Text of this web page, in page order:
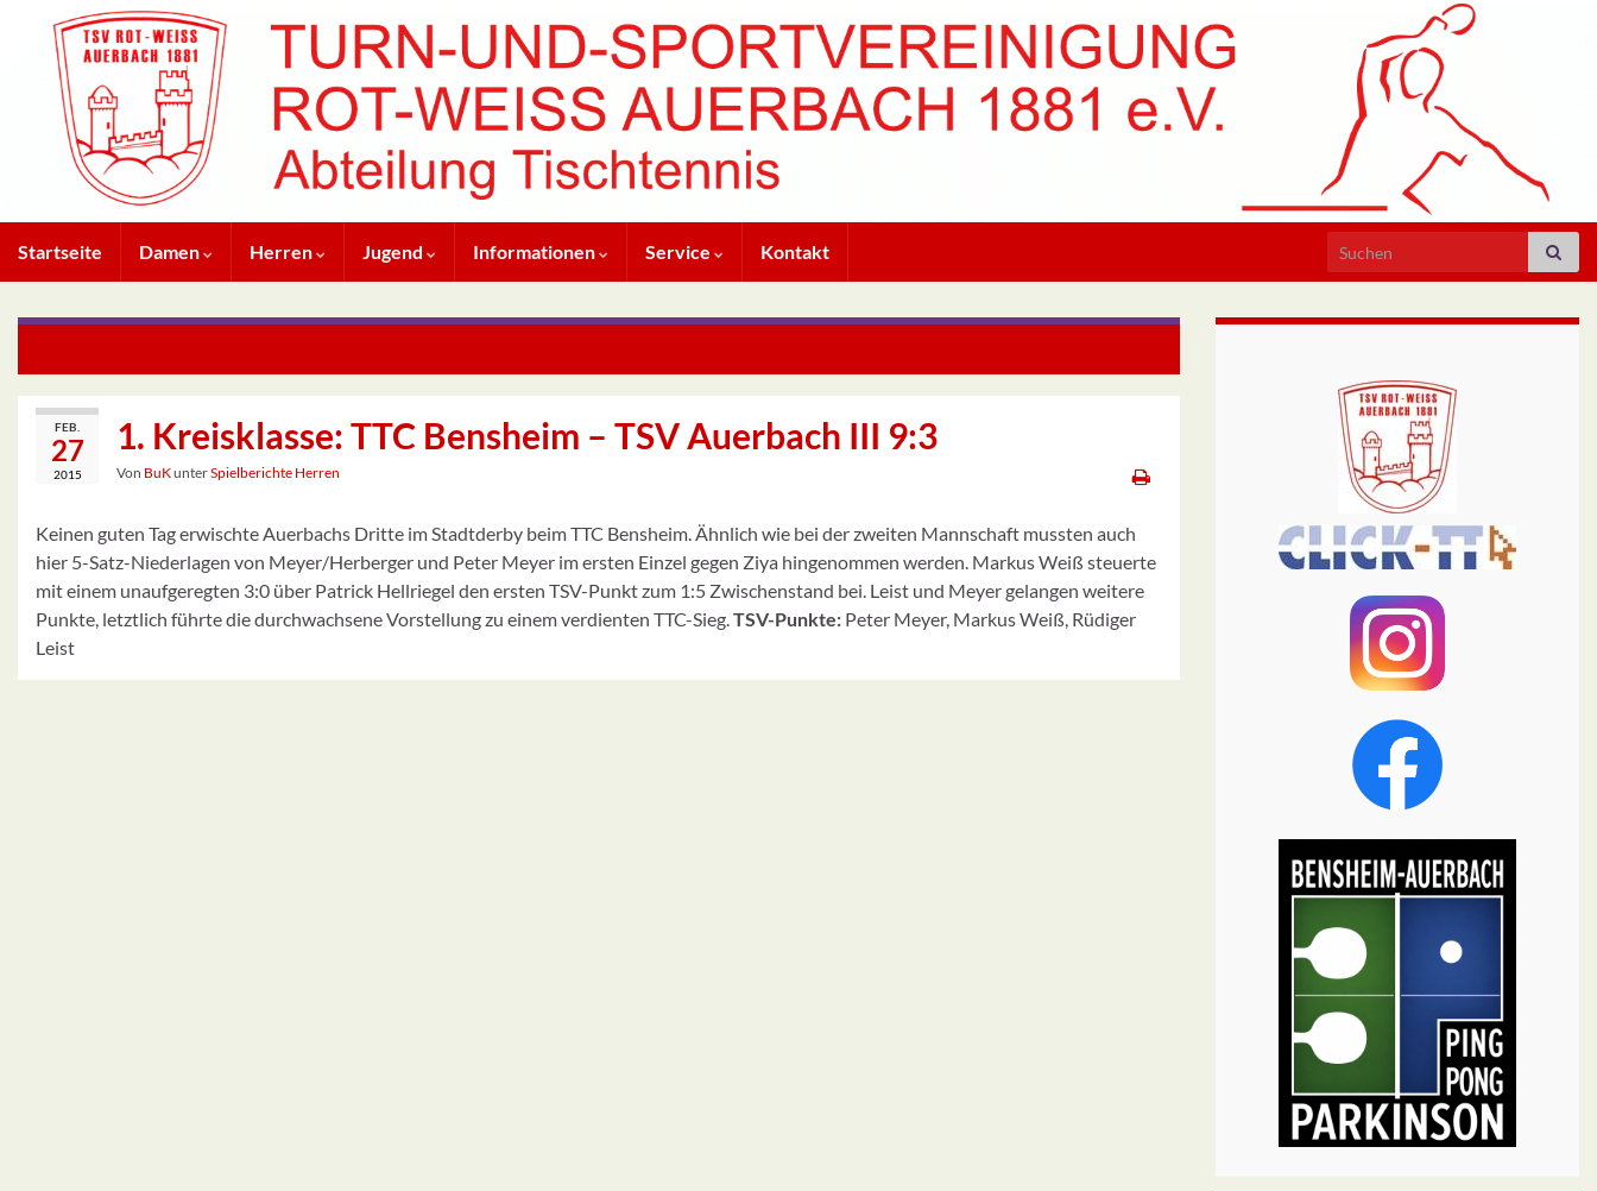
Startseite Damen Herren Jugend Informationen Service Kontakt Search for:
FEB.
27
2015
1. Kreisklasse: TTC Bensheim – TSV Auerbach III 9:3
Von BuKunterSpielberichte Herren
Keinen guten Tag erwischte Auerbachs Dritte im Stadtderby beim TTC Bensheim. Ähnlich wie bei der zweiten Mannschaft mussten auch
hier 5-Satz-Niederlagen von Meyer/Herberger und Peter Meyer im ersten Einzel gegen Ziya hingenommen werden. Markus Weiß steuerte
mit einem unaufgeregten 3:0 über Patrick Hellriegel den ersten TSV-Punkt zum 1:5 Zwischenstand bei. Leist und Meyer gelangen weitere
Punkte, letztlich führte die durchwachsene Vorstellung zu einem verdienten TTC-Sieg.TSV-Punkte: Peter Meyer, Markus Weiß, Rüdiger
Leist